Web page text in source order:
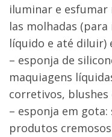
iluminar e esfumar
las molhadas
líquido e até diluir)
– esponja de
maquiagens
corretivos, blushes
– esponja em
produtos